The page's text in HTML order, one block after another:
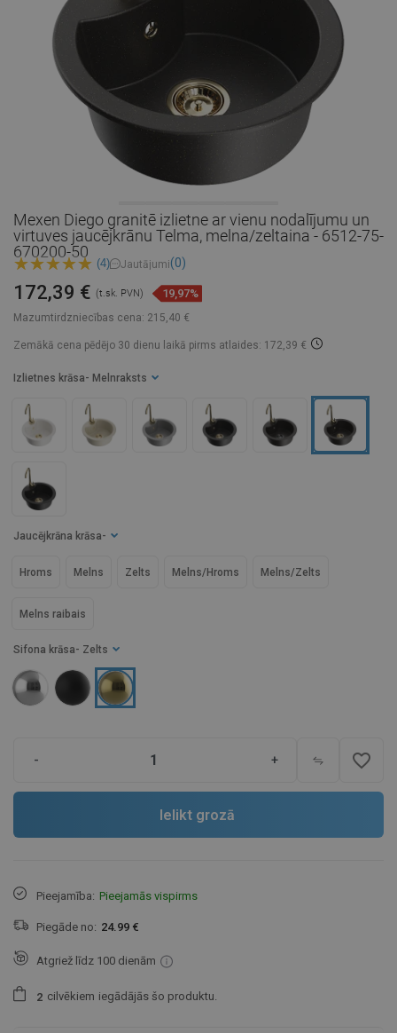
Mexen Diego granitē izlietne ar vienu nodalījumu un
virtuves jaucējkrānu Telma, melna/zeltaina - 6512-75-
670200-50
(4) Jautājumi(0)
Mazumtirdzniecības cena: 215,40 €
172,39 € (t.sk. PVN) 19,97%
Zemākā cena pēdējo 30 dienu laikā pirms atlaides: 172,39 €
Sifona krāsa - Zelts
Izlietnes krāsa - Melnraksts
Jaucējkrāna krāsa-
Hroms Melns Zelts Melns/Hroms Melns/Zelts
Melns raibais
- + favorite_border
Ielikt grozā
Pieejamība: Pieejamās vispirms
Piegāde no: 24.99 €
Atgriež līdz 100 dienām
2 cilvēkiem iegādājās šo produktu.